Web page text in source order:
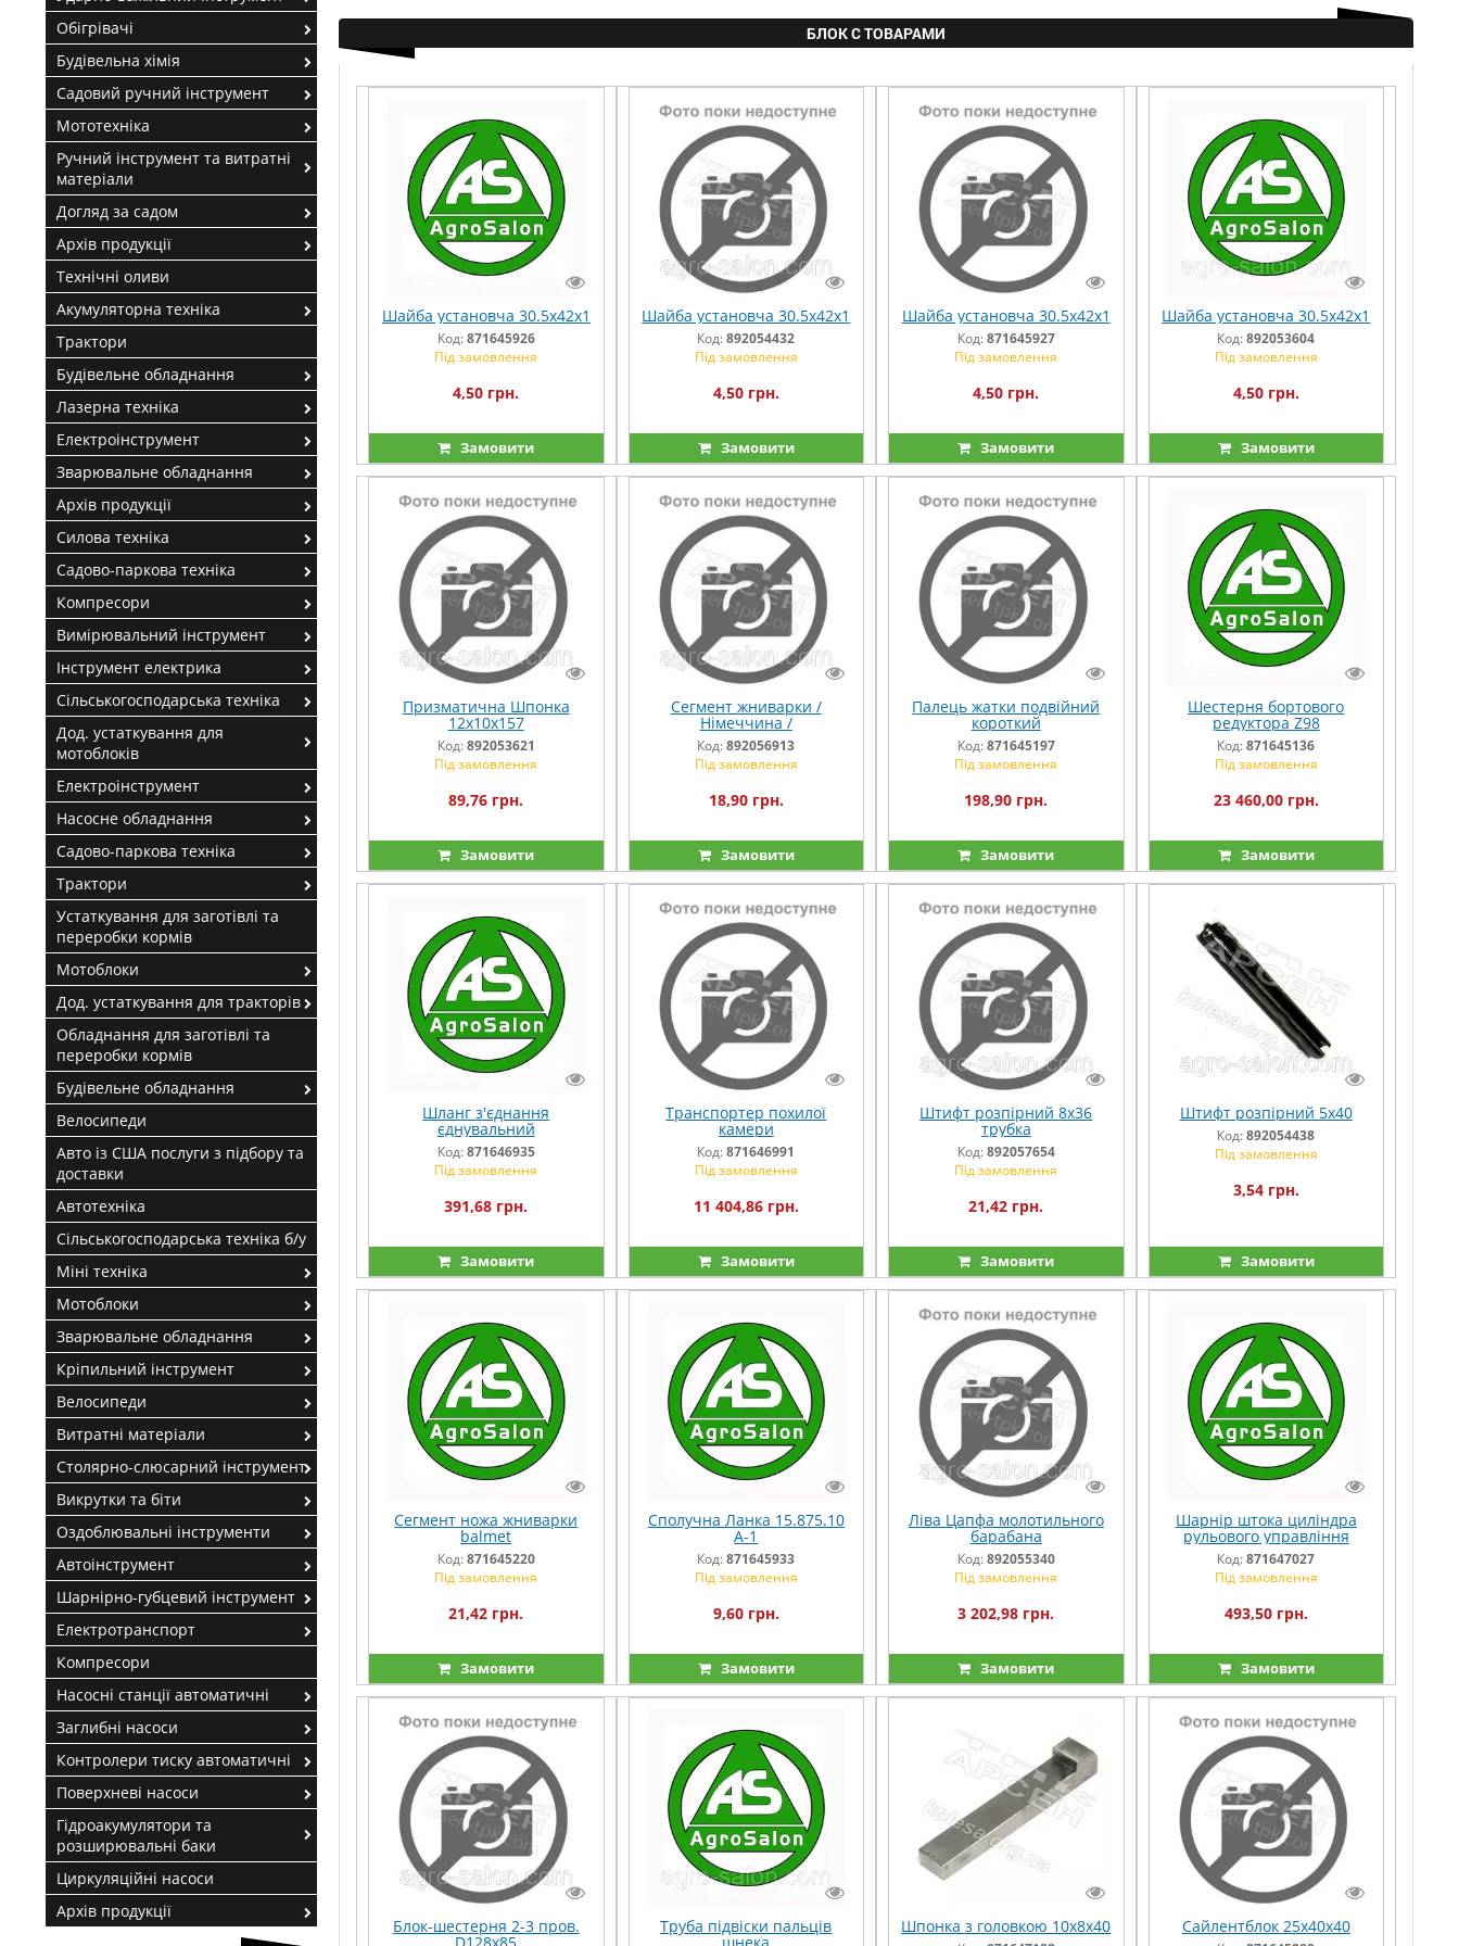
БЛОК С ТОВАРАМИ
Шайба установча 30.5х42х1
Код:871645926
Під замовлення
4,50 грн.
Замовити
Шайба установча 30.5х42х1
Код:892054432
Під замовлення
4,50 грн.
Замовити
Шайба установча 30.5х42х1
Код:871645927
Під замовлення
4,50 грн.
Замовити
Шайба установча 30.5х42х1
Код:892053604
Під замовлення
4,50 грн.
Замовити
Призматична Шпонка
12х10х157
Код:892053621
Під замовлення
89,76 грн.
Замовити
Сегмент жниварки /
Німеччина /
Код:892056913
Під замовлення
18,90 грн.
Замовити
Палець жатки подвійний
короткий
Код:871645197
Під замовлення
198,90 грн.
Замовити
Шестерня бортового
редуктора Z98
Код:871645136
Під замовлення
23 460,00 грн.
Замовити
Шланг з'єднання
єднувальний
Код:871646935
Під замовлення
391,68 грн.
Замовити
Транспортер похилої
камери
Код:871646991
Під замовлення
11 404,86 грн.
Замовити
Штифт розпірний 8х36
трубка
Код:892057654
Під замовлення
21,42 грн.
Замовити
Штифт розпірний 5х40
Код:892054438
Під замовлення
3,54 грн.
Замовити
Сегмент ножа жниварки
balmet
Код:871645220
Під замовлення
21,42 грн.
Замовити
Сполучна Ланка 15.875.10
A-1
Код:871645933
Під замовлення
9,60 грн.
Замовити
Ліва Цапфа молотильного
барабана
Код:892055340
Під замовлення
3 202,98 грн.
Замовити
Шарнір штока циліндра
рульового управління
Код:871647027
Під замовлення
493,50 грн.
Замовити
Блок-шестерня 2-3 пров. Труба підвіски пальців Шпонка з головкою 10х8х40 Сайлентблок 25х40х40
Обігрівачі
Будівельна хімія
Садовий ручний інструмент
Мототехніка
Ручний інструмент та витратні
матеріали
Догляд за садом
Архів продукції
Технічні оливи
Акумуляторна техніка
Трактори
Будівельне обладнання
Лазерна техніка
Електроінструмент
Зварювальне обладнання
Архів продукції
Силова техніка
Садово-паркова техніка
Компресори
Вимірювальний інструмент
Інструмент електрика
Сільськогосподарська техніка
Дод. устаткування для
мотоблоків
Електроінструмент
Насосне обладнання
Садово-паркова техніка
Трактори
Устаткування для заготівлі та
переробки кормів
Мотоблоки
Дод. устаткування для тракторів
Обладнання для заготівлі та
переробки кормів
Будівельне обладнання
Велосипеди
Авто із США послуги з підбору та
доставки
Автотехніка
Сільськогосподарська техніка б/у
Міні техніка
Мотоблоки
Зварювальне обладнання
Кріпильний інструмент
Велосипеди
Витратні матеріали
Столярно-слюсарний інструмент
Викрутки та біти
Оздоблювальні інструменти
Автоінструмент
Шарнірно-губцевий інструмент
Електротранспорт
Компресори
Насосні станції автоматичні
Заглибні насоси
Контролери тиску автоматичні
Поверхневі насоси
Гідроакумулятори та
розширювальні баки
Циркуляційні насоси
Архів продукції